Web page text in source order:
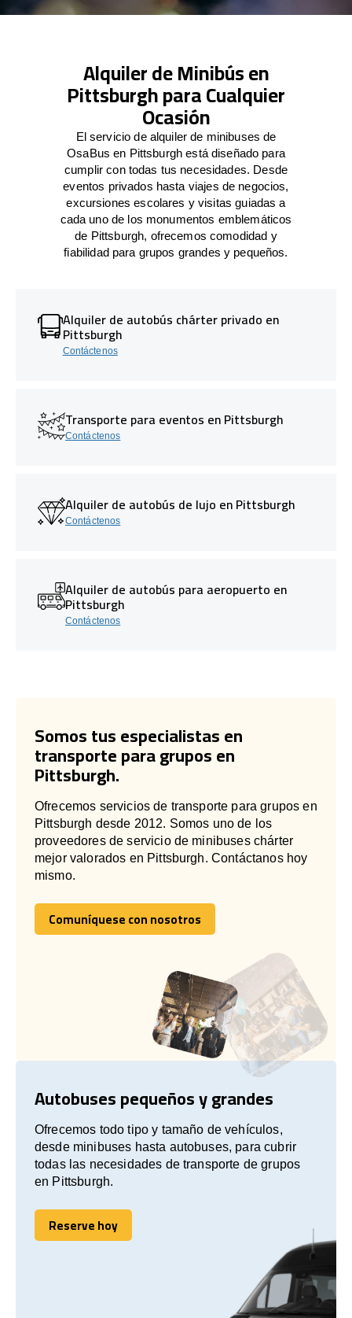
Alquiler de Minibús en
Pittsburgh para Cualquier
Ocasión
El servicio de alquiler de minibuses de
OsaBus en Pittsburgh está diseñado para
cumplir con todas tus necesidades. Desde
eventos privados hasta viajes de negocios,
excursiones escolares y visitas guiadas a
cada uno de los monumentos emblemáticos
de Pittsburgh, ofrecemos comodidad y
fiabilidad para grupos grandes y pequeños.
Alquiler de autobús chárter privado en
Pittsburgh
Contáctenos
Transporte para eventos en Pittsburgh
Contáctenos
Alquiler de autobús de lujo en Pittsburgh
Contáctenos
Alquiler de autobús para aeropuerto en
Pittsburgh
Contáctenos
Somos tus especialistas en
transporte para grupos en
Pittsburgh.
Ofrecemos servicios de transporte para grupos en
Pittsburgh desde 2012. Somos uno de los
proveedores de servicio de minibuses chárter
mejor valorados en Pittsburgh. Contáctanos hoy
mismo.
Comuníquese con nosotros
Comuníquese con nosotros
Autobuses pequeños y grandes
Ofrecemos todo tipo y tamaño de vehículos,
desde minibuses hasta autobuses, para cubrir
todas las necesidades de transporte de grupos
en Pittsburgh.
Reserve hoy
Reserve hoy